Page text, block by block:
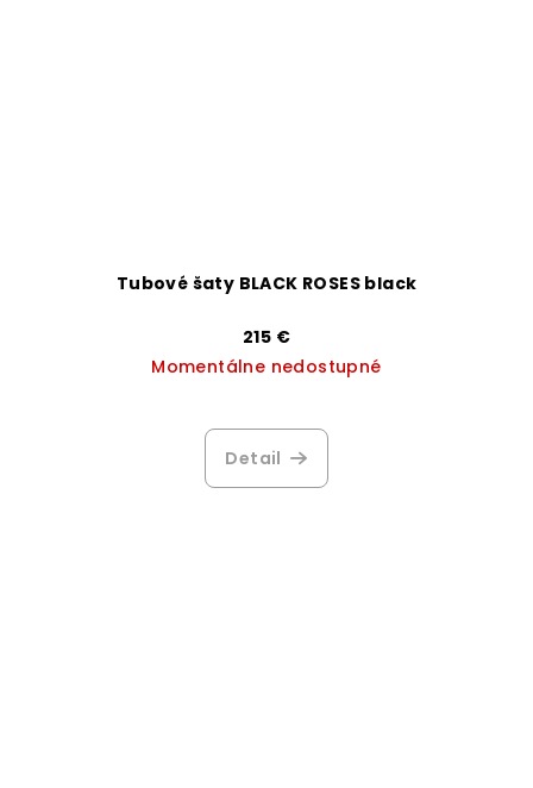
Tubové šaty BLACK ROSES black
215 €
Momentálne nedostupné
Detail